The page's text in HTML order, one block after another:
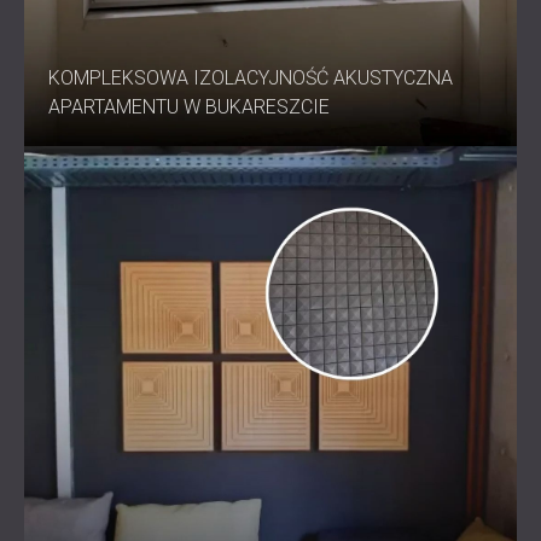
narzędzi i metod budowlanych
Najlepiej nadaje się do
Budynki mieszkalne wymagające wysokiego
poziomu prywatności
Obiekty publiczne, takie jak szkoły, teatry i biura
Obiekty przemysłowe o wysokich wymaganiach
dotyczących redukcji hałasu
Projekty, w których niezbędna jest zarówno izolacja
akustyczna, jak i separacja konstrukcyjna
Przekształcanie ścian w bariery
akustyczne
System DECIBEL Block™ został zaprojektowany tak, aby
spełniać najwyższe wymagania w zakresie izolacji
akustycznej ścian, zapewniając wyjątkową redukcję
hałasu powietrznego bez uszczerbku dla bezpieczeństwa
KOMPLEKSOWA IZOLACYJNOŚĆ AKUSTYCZNA
APARTAMENTU W BUKARESZCIE